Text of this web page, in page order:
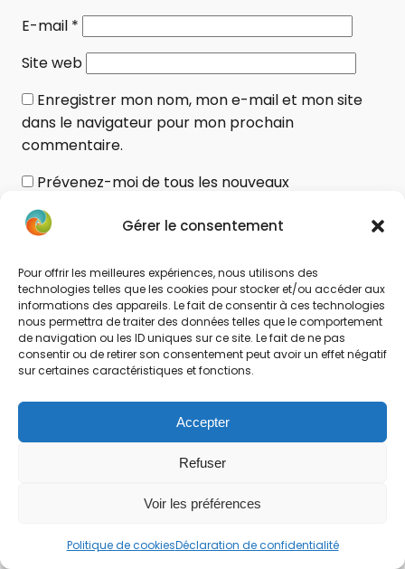
Gérer le consentement
Pour offrir les meilleures expériences, nous utilisons des
technologies telles que les cookies pour stocker et/ou accéder aux
informations des appareils. Le fait de consentir à ces technologies
nous permettra de traiter des données telles que le comportement
de navigation ou les ID uniques sur ce site. Le fait de ne pas
consentir ou de retirer son consentement peut avoir un effet négatif
sur certaines caractéristiques et fonctions.
Accepter
Refuser
Voir les préférences
Politique de cookiesDéclaration de confidentialité
E-mail *
Site web
Enregistrer mon nom, mon e-mail et mon site
dans le navigateur pour mon prochain
commentaire.
Prévenez-moi de tous les nouveaux
commentaires par e-mail.
Prévenez-moi de tous les nouveaux articles par
e-mail.
Ce site utilise Akismet pour
réduire les indésirables.En
savoir plus sur la façon dont les
données de vos commentaires
sont traitées.